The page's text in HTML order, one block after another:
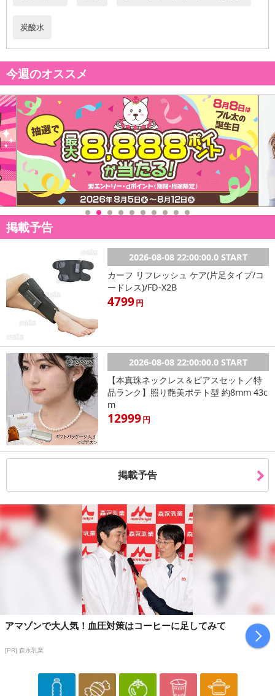
炭酸水
今週のオススメ
掲載予告
2026-08-08 22:00:00.0 START
カーフ リフレッシュ ケア(片足タイプ/コ
ードレス)/FD-X2B
4799円
2026-08-08 22:00:00.0 START
【本真珠ネックレス＆ピアスセット／特
品ランク】照り艶美ポテト型 約8mm 43c
m
12999円
掲載予告
アマゾンで大人気！血圧対策はコーヒーに足してみて
[PR] 森永乳業